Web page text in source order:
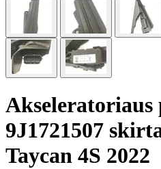
Akseleratoriaus
9J1721507
Taycan 4S 2022